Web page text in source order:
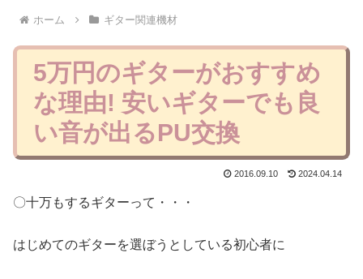
ホーム ギター関連機材
5万円のギターがおすすめ
な理由! 安いギターでも良
い音が出るPU交換
2016.09.10 2024.04.14
〇十万もするギターって・・・
はじめてのギターを選ぼうとしている初心者に